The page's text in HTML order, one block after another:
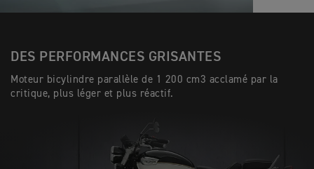
DES PERFORMANCES GRISANTES
Moteur bicylindre parallèle de 1 200 cm3 acclamé par la
critique, plus léger et plus réactif.